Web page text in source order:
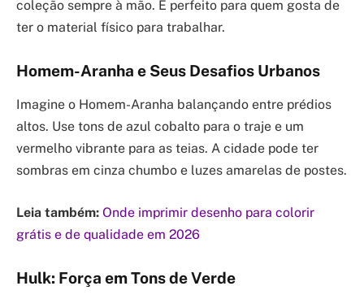
coleção sempre à mão. É perfeito para quem gosta de
ter o material físico para trabalhar.
Homem-Aranha e Seus Desafios Urbanos
Imagine o Homem-Aranha balançando entre prédios
altos. Use tons de azul cobalto para o traje e um
vermelho vibrante para as teias. A cidade pode ter
sombras em cinza chumbo e luzes amarelas de postes.
Leia também: Onde imprimir desenho para colorir
grátis e de qualidade em 2026
Hulk: Força em Tons de Verde